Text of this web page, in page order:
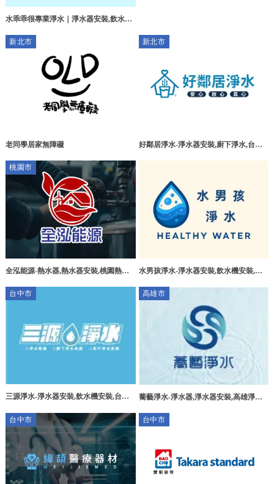
水乖乖很專業淨水｜淨水器安裝,飲水機
新北市
老同學居家無障礙
新北市
好鄰居淨水-淨水器安裝,廚下淨水,台北
桃園市
全泓能源-熱水器,熱水器安裝,桃園熱水
水男孩淨水-淨水器安裝,飲水機安裝,桃
水器安裝
台中市
三源淨水-淨水器安裝,飲水機安裝,台中
高雄市
蕎藝淨水-淨水器,淨水器安裝,高雄淨水
台中市
台中市